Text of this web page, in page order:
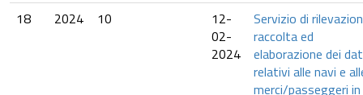
18
2024 10
12-
02-
2024
Servizio di
raccolta ed
elaborazione dei
relativi alle navi e
merci/passeggeri in